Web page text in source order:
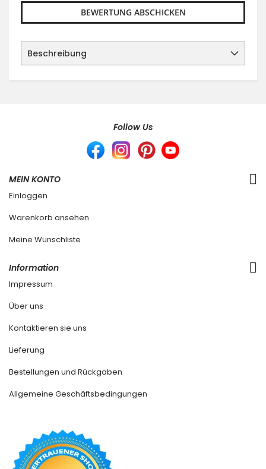
BEWERTUNG ABSCHICKEN
Beschreibung
Follow Us
MEIN KONTO
Einloggen
Warenkorb ansehen
Meine Wunschliste
Information
Impressum
Über uns
Kontaktieren sie uns
Lieferung
Bestellungen und Rückgaben
Allgemeine Geschäftsbedingungen